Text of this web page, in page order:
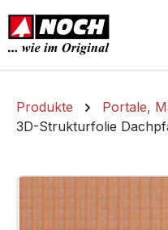
springen
Produkte
Portale,
3D-Strukturfolie
Bildergalerie